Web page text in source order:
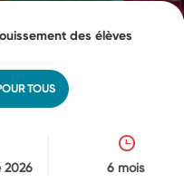
des élèves
TOUS
2026 6 mois